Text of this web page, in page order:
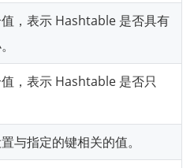
，表示 Hashtable 是否具有
，表示 Hashtable 是否只
与指定的键相关的值。